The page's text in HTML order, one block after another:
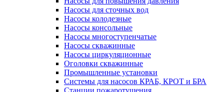
Насосы для сточных вод
Насосы колодезные
Насосы консольные
Насосы многоступенчатые
Насосы скважинные
Насосы циркуляционные
Оголовки скважинные
Промышленные установки
Системы для насосов КРАБ, КРОТ и БРА
Станции пожаротушения